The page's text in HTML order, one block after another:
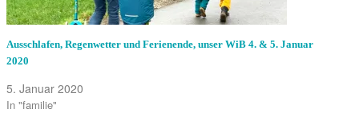
Ausschlafen, Regenwetter und Ferienende, unser WiB 4. & 5. Januar
2020
5. Januar 2020
In "familie"